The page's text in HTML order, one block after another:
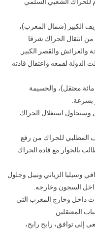
للحراك الشعبي السلمي
الكبير (شمال المغرب)،
من انتقال الحراك شرقا
والعرائش والقصر الكبير.
الدولة لقمعه واعتقال قادته
مائة معتقل)، والحسيمة
بسرعة.
وستحاول استغلال الحراك
المطلبي للحراك من رفع
بالحوار مع قادة الحراك
وسيليا الزياني ونبيل وجلول
داخل السجون وخارجه.
داخل وخارج المغرب التي
المعتقلين.
إلى توافق، رابح رابح،